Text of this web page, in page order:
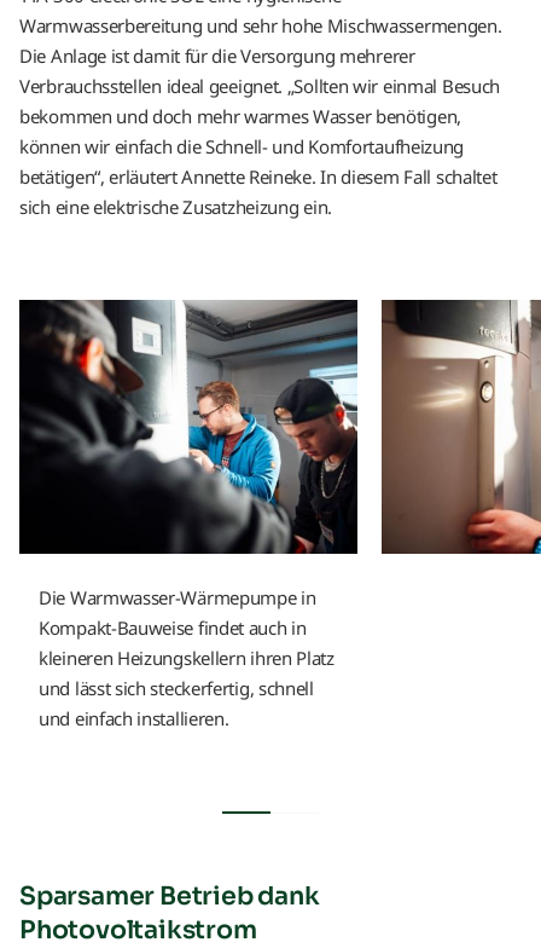
Warmwasserbereitung und sehr hohe Mischwassermengen.
Die Anlage ist damit für die Versorgung mehrerer
Verbrauchsstellen ideal geeignet. „Sollten wir einmal Besuch
bekommen und doch mehr warmes Wasser benötigen,
können wir einfach die Schnell- und Komfortaufheizung
betätigen“, erläutert Annette Reineke. In diesem Fall schaltet
sich eine elektrische Zusatzheizung ein.
Die Warmwasser-Wärmepumpe in
Kompakt-Bauweise findet auch in
kleineren Heizungskellern ihren Platz
und lässt sich steckerfertig, schnell
und einfach installieren.
Sparsamer Betrieb dank
Photovoltaikstrom